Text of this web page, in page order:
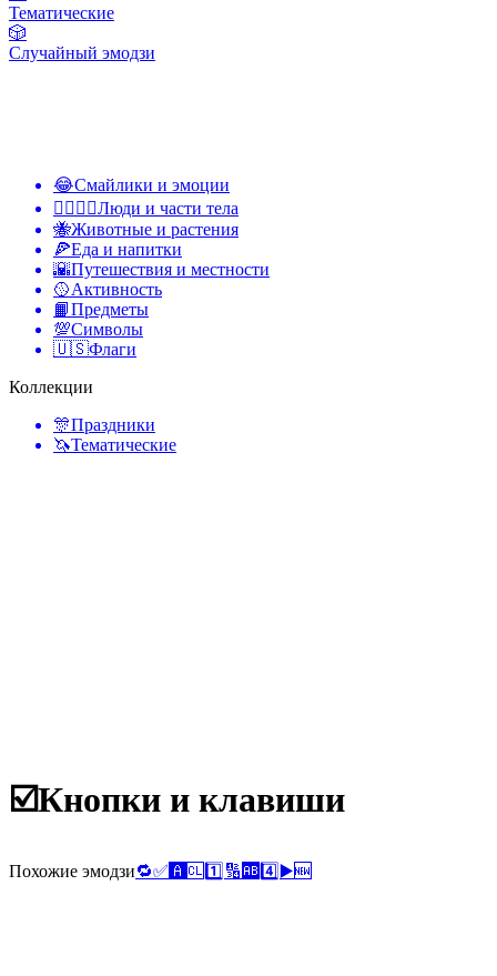
Тематические
🎲
Случайный эмодзи
😂Смайлики и эмоции
👩‍❤️‍💋‍👨Люди и части тела
🐝Животные и растения
🍕Еда и напитки
🌇Путешествия и местности
🥎Активность
📙Предметы
💯Символы
🇺🇸Флаги
Коллекции
🎊Праздники
🦄Тематические
☑️Кнопки и клавиши
Похожие эмодзи🔁✅ 🅰️ 🆑 1️⃣ 🔢 🆎 4️⃣ ▶️🆕